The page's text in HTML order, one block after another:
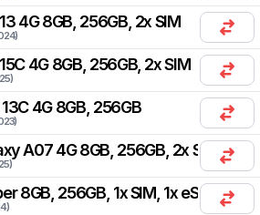
4G 8GB, 256GB, 2x SIM
)
4G 8GB, 256GB, 2x SIM
)
4G 8GB, 256GB
)
A07 4G 8GB, 256GB, 2x SIM
)
8GB, 256GB, 1x SIM, 1x eSIM
)